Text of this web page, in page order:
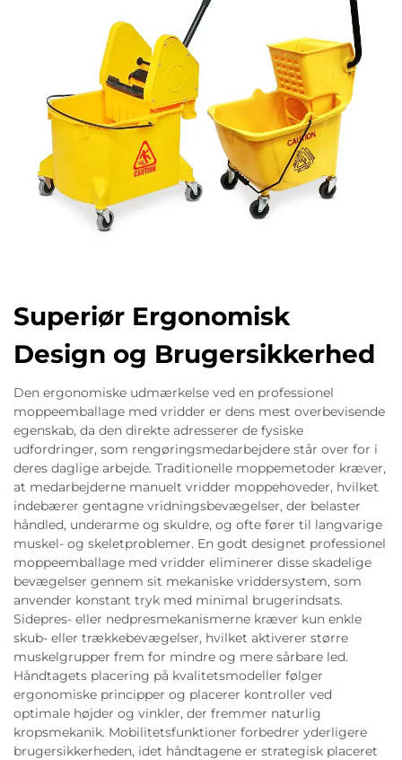
Superiør Ergonomisk
Design og Brugersikkerhed
Den ergonomiske udmærkelse ved en professionel
moppeemballage med vridder er dens mest overbevisende
egenskab, da den direkte adresserer de fysiske
udfordringer, som rengøringsmedarbejdere står over for i
deres daglige arbejde. Traditionelle moppemetoder kræver,
at medarbejderne manuelt vridder moppehoveder, hvilket
indebærer gentagne vridningsbevægelser, der belaster
håndled, underarme og skuldre, og ofte fører til langvarige
muskel- og skeletproblemer. En godt designet professionel
moppeemballage med vridder eliminerer disse skadelige
bevægelser gennem sit mekaniske vriddersystem, som
anvender konstant tryk med minimal brugerindsats.
Sidepres- eller nedpresmekanismerne kræver kun enkle
skub- eller trækkebevægelser, hvilket aktiverer større
muskelgrupper frem for mindre og mere sårbare led.
Håndtagets placering på kvalitetsmodeller følger
ergonomiske principper og placerer kontroller ved
optimale højder og vinkler, der fremmer naturlig
kropsmekanik. Mobilitetsfunktioner forbedrer yderligere
brugersikkerheden, idet håndtagene er strategisk placeret